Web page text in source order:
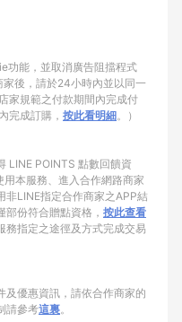
功能，並取消廣告阻擋程式
家後，請於24小時內並以同一
家規範之付款期間內完成付
完成訂購， 按此看明細。）
LINE POINTS 點數回饋資
本服務、進入合作網路商家
非LINE指定合作商家之APP結
份符合贈點資格， 按此查看
務指定之途徑及方式完成交易
及優惠資訊，請依合作商家的
請參考這裏。